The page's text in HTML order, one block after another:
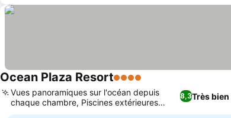
Ocean Plaza Resort4 Étoiles
8,3Très bien
Vues panoramiques sur l'océan depuis
chaque chambre, Piscines extérieures
chauffées et spa